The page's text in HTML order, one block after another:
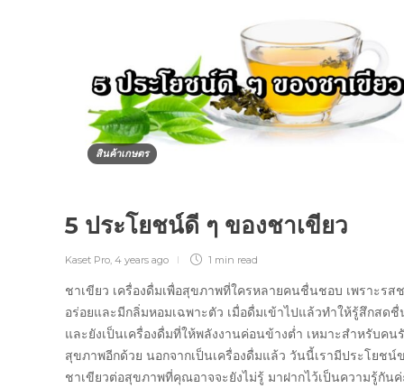
สินค้าเกษตร
5 ประโยชน์ดี ๆ ของชาเขียว
Kaset Pro 4 years ago 1 min read
ชาเขียว เครื่องดื่มเพื่อสุขภาพที่ใครหลายคนชื่นชอบ เพราะรส
อร่อยและมีกลิ่มหอมเฉพาะตัว เมื่อดื่มเข้าไปแล้วทำให้รู้สึกสดชื่
และยังเป็นเครื่องดื่มที่ให้พลังงานค่อนข้างต่ำ เหมาะสำหรับคน
สุขภาพอีกด้วย นอกจากเป็นเครื่องดื่มแล้ว วันนี้เรามีประโยชน์
ชาเขียวต่อสุขภาพที่คุณอาจจะยังไม่รู้ มาฝากไว้เป็นความรู้กัน